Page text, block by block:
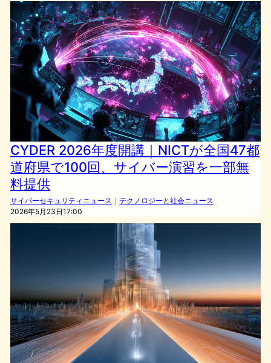
CYDER 2026年度開講｜NICTが全国47都
道府県で100回、サイバー演習を一部無
料提供
サイバーセキュリティニュース ｜ テクノロジーと社会ニュース
2026年5月23日17:00